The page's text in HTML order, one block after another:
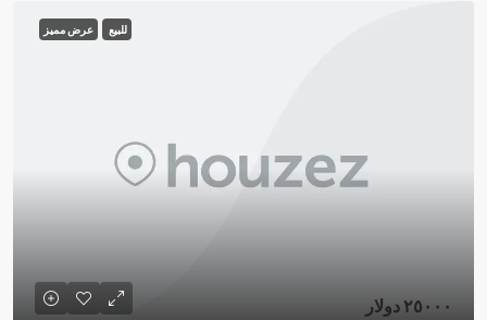
للبيع عرض مميز
٢٥٠٠٠ دولار